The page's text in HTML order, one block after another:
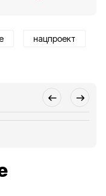
нацпроект